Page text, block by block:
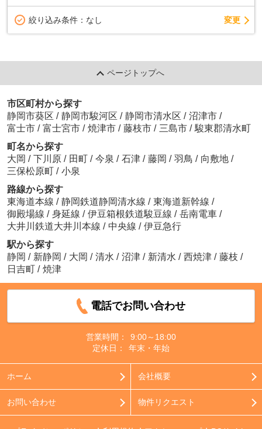
絞り込み条件： なし 変更
ページトップへ
市区町村から探す
静岡市葵区 / 静岡市駿河区 / 静岡市清水区 / 沼津市 /
富士市 / 富士宮市 / 焼津市 / 藤枝市 / 三島市 / 駿東郡清水町
町名から探す
大岡 / 下川原 / 田町 / 今泉 / 石津 / 藤岡 / 羽鳥 / 向敷地 /
三保松原町 / 小泉
路線から探す
東海道本線 / 静岡鉄道静岡清水線 / 東海道新幹線 /
御殿場線 / 身延線 / 伊豆箱根鉄道駿豆線 / 岳南電車 /
大井川鉄道大井川本線 / 中央線 / 伊豆急行
駅から探す
静岡 / 新静岡 / 大岡 / 清水 / 沼津 / 新清水 / 西焼津 / 藤枝 /
日吉町 / 焼津
電話でお問い合わせ
営業時間：
9:00～18:00
定休日：
年末・年始
ホーム 会社概要
お問い合わせ 物件リクエスト